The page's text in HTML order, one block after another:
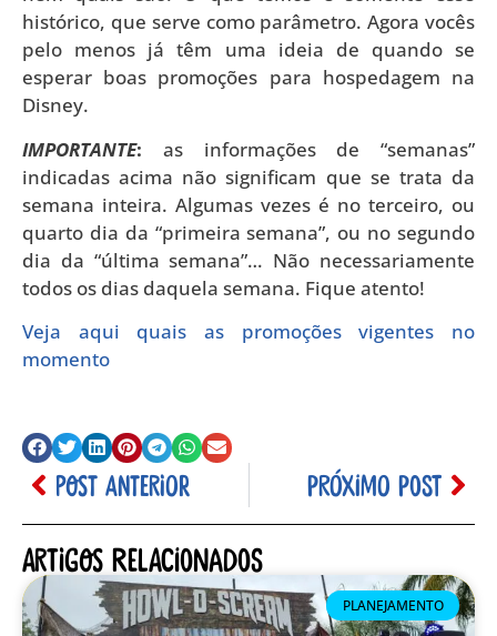
histórico, que serve como parâmetro. Agora vocês
pelo menos já têm uma ideia de quando se
esperar boas promoções para hospedagem na
Disney.
IMPORTANTE: as informações de “semanas”
indicadas acima não significam que se trata da
semana inteira. Algumas vezes é no terceiro, ou
quarto dia da “primeira semana”, ou no segundo
dia da “última semana”… Não necessariamente
todos os dias daquela semana. Fique atento!
Veja aqui quais as promoções vigentes no
momento
POST ANTERIOR PRÓXIMO POST
Artigos relacionados
PLANEJAMENTO